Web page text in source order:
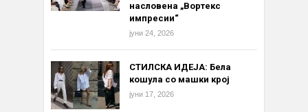
насловена „Вортекс
импресии“
јуни 24, 2026
СТИЛСКА ИДЕЈА: Бела
кошула со машки крој
јуни 17, 2026